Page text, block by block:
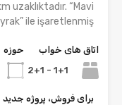
uzaklıktadır. “Mavi
ile işaretlenmiş…
اتاق های خواب
1+1 - 2+1
حوزه
برای فروش، پروژه جدید